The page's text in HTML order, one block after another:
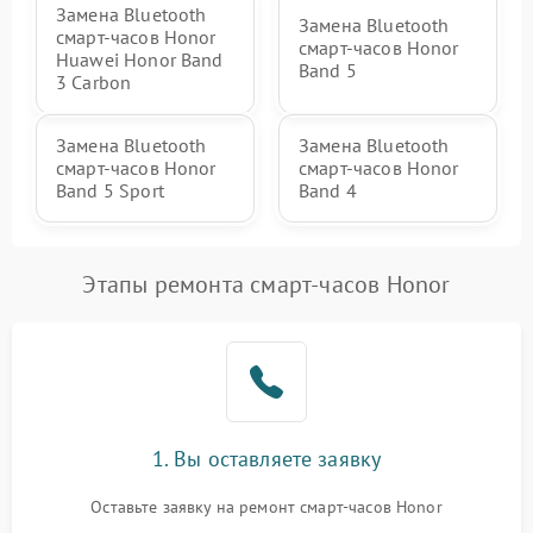
Замена Bluetooth
смарт-часов Honor
Huawei Honor Band
3 Carbon
Замена Bluetooth
смарт-часов Honor
Band 5
Замена Bluetooth
смарт-часов Honor
Band 5 Sport
Замена Bluetooth
смарт-часов Honor
Band 4
Этапы ремонта смарт-часов Honor
1. Вы оставляете заявку
Оставьте заявку на ремонт смарт-часов Honor